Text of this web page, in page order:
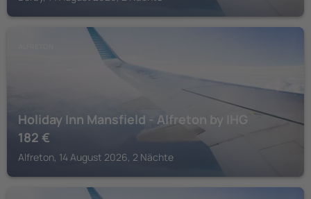
Holiday Inn Mansfield - Alfreton by IHG
182 €
Alfreton, 14 August 2026, 2 Nächte